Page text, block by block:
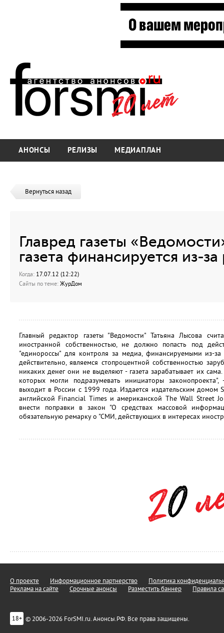
АНОНСЫ РЕЛИЗЫ МЕДИАПЛАН
Вернуться назад
Главред газеты
газета финансируется из-
Когда: 17.07.12 (12:22)
Сайты по теме: ЖурДом
Главный редактор газеты "Ведомости" Татьяна Лысова
иностранной собственностью, не должно попасть под
"единороссы" для контроля за медиа, финансируемыми из-
действительно, являемся стопроцентной собственностью
никаких денег они не выделяют - газета зарабатывает их
которых могли подразумевать инициаторы законопроекта",
выходит в России с 1999 года. Издается издательским домом
английской Financial Times и американской The Wall Street
внести поправки в закон "О средствах массовой
обязательную ремарку о "СМИ, действующих в интересах
О проекте Информационное партнерство
Политика
Реклама на сайте
Срочные анонсы Разместить баннер Правила
18+ © 2006-2026 ForSMI.ru. Анонсы.РФ. Все права защищены.